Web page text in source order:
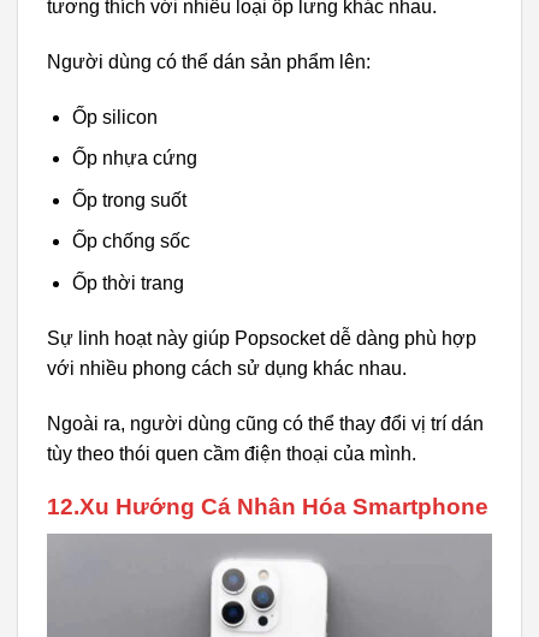
tương thích với nhiều loại ốp lưng khác nhau.
Người dùng có thể dán sản phẩm lên:
Ốp silicon
Ốp nhựa cứng
Ốp trong suốt
Ốp chống sốc
Ốp thời trang
Sự linh hoạt này giúp Popsocket dễ dàng phù hợp
với nhiều phong cách sử dụng khác nhau.
Ngoài ra, người dùng cũng có thể thay đổi vị trí dán
tùy theo thói quen cầm điện thoại của mình.
12.Xu Hướng Cá Nhân Hóa Smartphone